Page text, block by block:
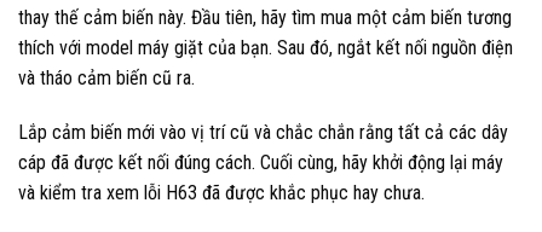
thay thế cảm biến này. Đầu tiên, hãy tìm mua một cảm biến tương
thích với model máy giặt của bạn. Sau đó, ngắt kết nối nguồn điện
và tháo cảm biến cũ ra.
Lắp cảm biến mới vào vị trí cũ và chắc chắn rằng tất cả các dây
cáp đã được kết nối đúng cách. Cuối cùng, hãy khởi động lại máy
và kiểm tra xem lỗi H63 đã được khắc phục hay chưa.